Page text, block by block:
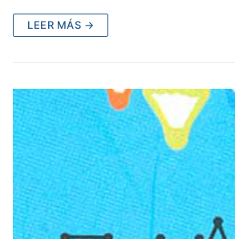
LEER MÁS →